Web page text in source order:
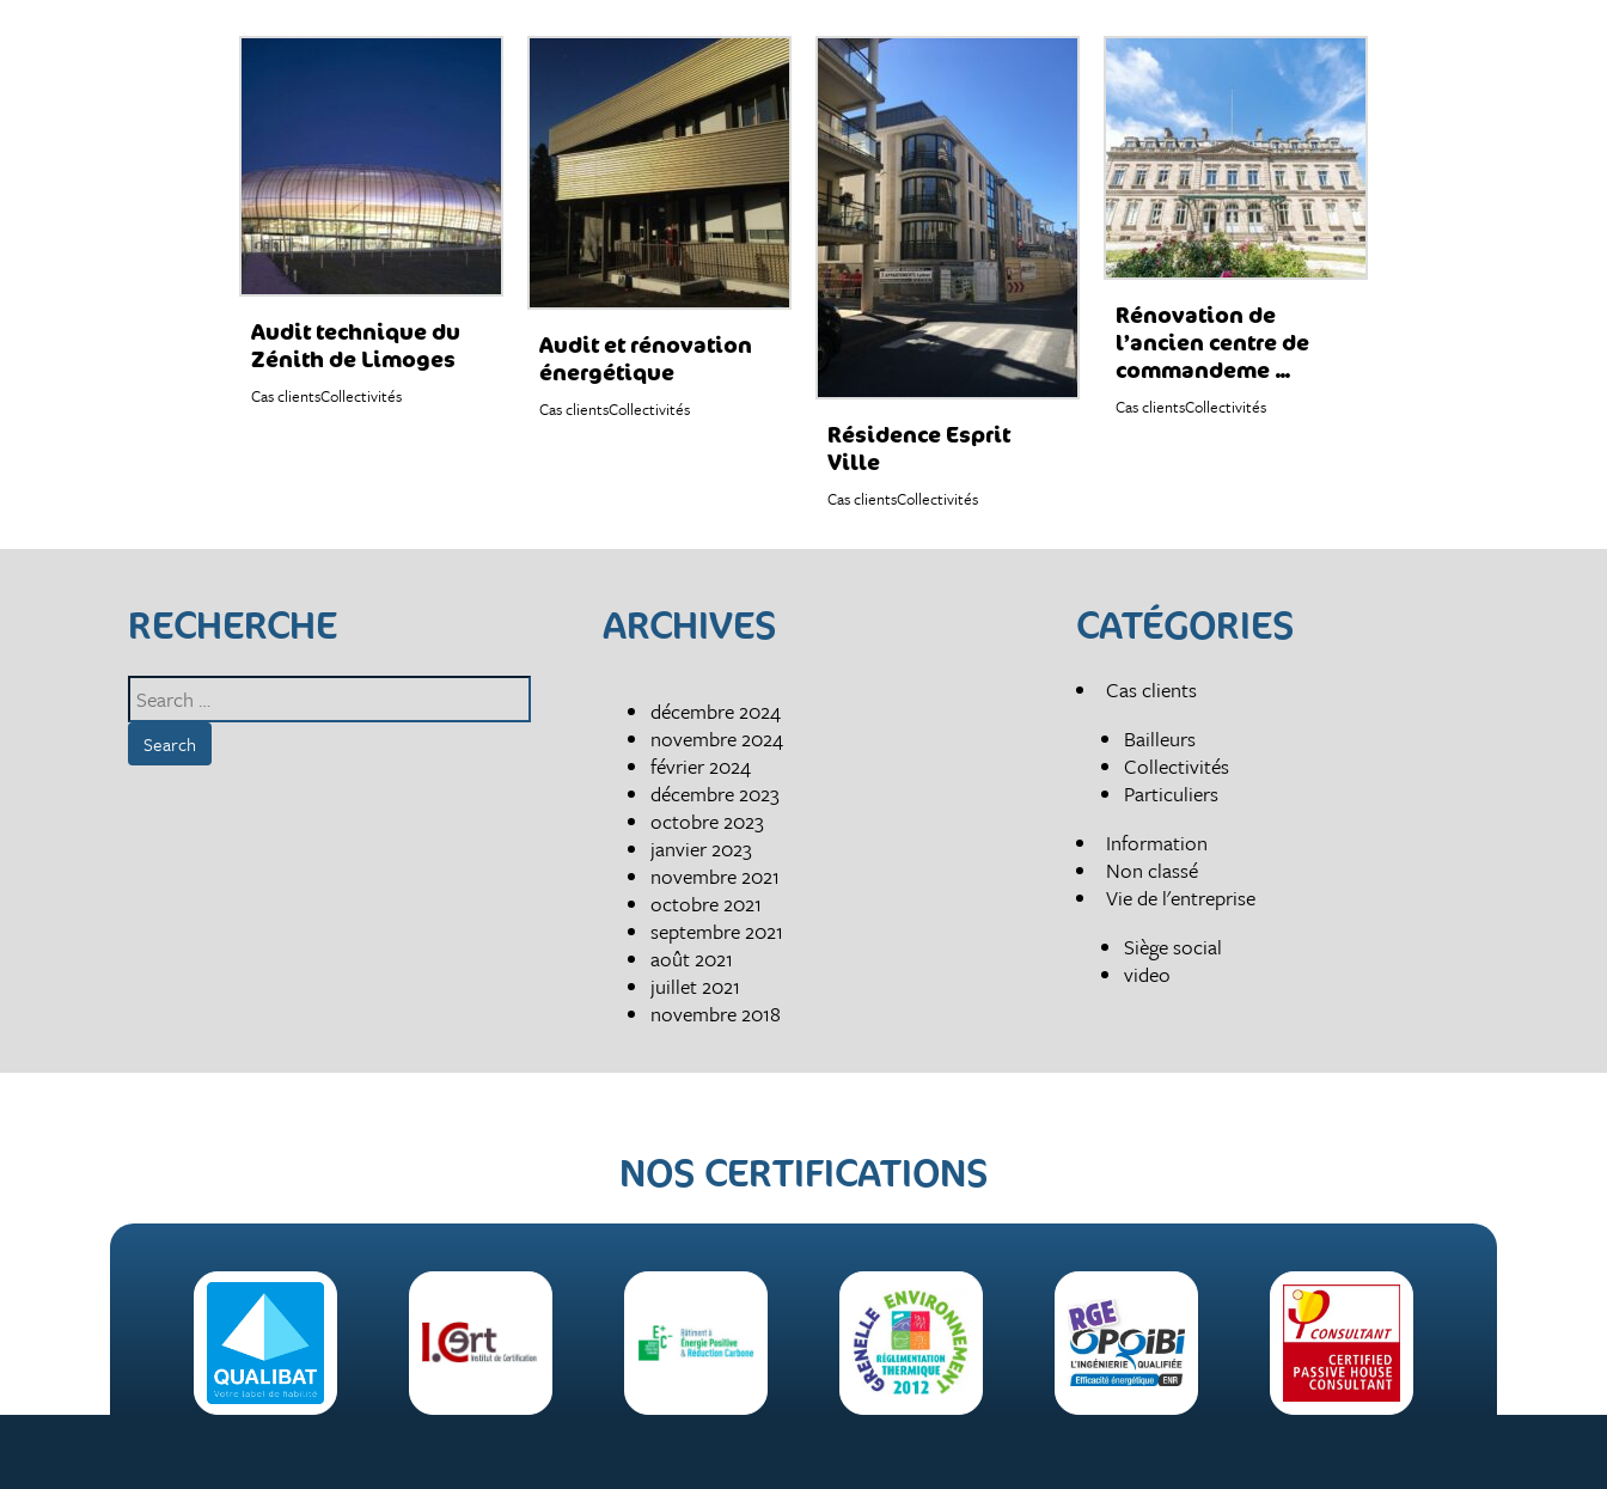
Audit technique du
Zénith de Limoges
Cas clientsCollectivités
Audit et rénovation
énergétique
Cas clientsCollectivités
Résidence Esprit
Ville
Cas clientsCollectivités
Rénovation de
l’ancien centre de
commandeme ...
Cas clientsCollectivités
RECHERCHE
Search
for:
ARCHIVES
décembre 2024
novembre 2024
février 2024
décembre 2023
octobre 2023
janvier 2023
novembre 2021
octobre 2021
septembre 2021
août 2021
juillet 2021
novembre 2018
CATÉGORIES
Cas clients
Bailleurs
Collectivités
Particuliers
Information
Non classé
Vie de l'entreprise
Siège social
video
NOS CERTIFICATIONS